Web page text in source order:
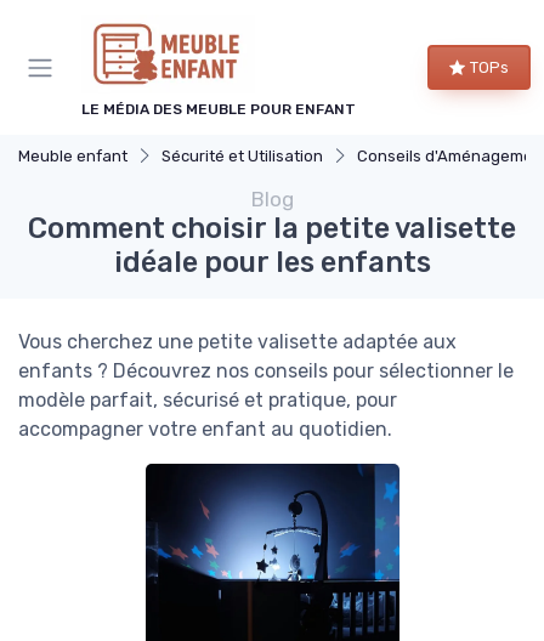
LE MÉDIA DES MEUBLE POUR ENFANT
TOPs
Meuble enfant Sécurité et Utilisation Conseils d'Aménagement de Chambre
Blog
Comment choisir la petite valisette
idéale pour les enfants
Vous cherchez une petite valisette adaptée aux
enfants ? Découvrez nos conseils pour sélectionner le
modèle parfait, sécurisé et pratique, pour
accompagner votre enfant au quotidien.